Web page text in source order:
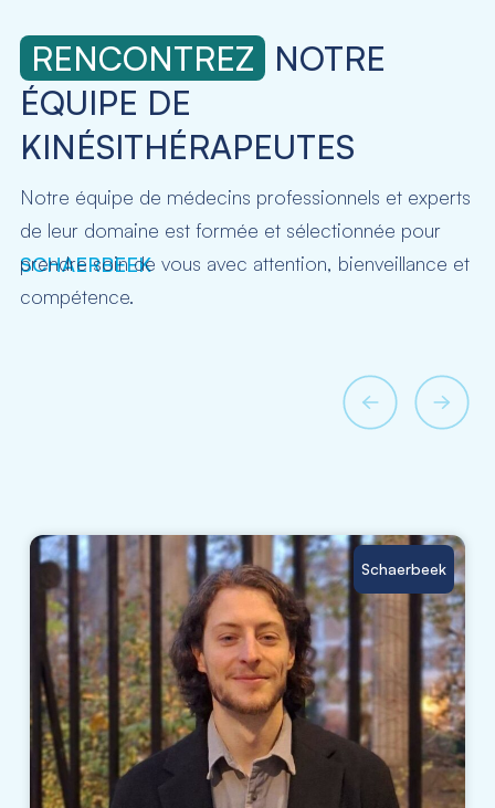
RENCONTREZ NOTRE
ÉQUIPE DE
KINÉSITHÉRAPEUTES
SCHAERBEEK
Notre équipe de médecins professionnels et experts
de leur domaine est formée et sélectionnée pour
prendre soin de vous avec attention, bienveillance et
compétence.
Schaerbeek